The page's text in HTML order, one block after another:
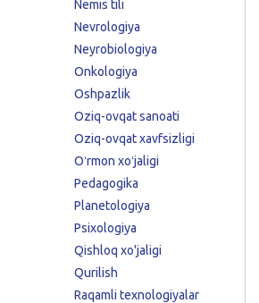
Nemis tili
Nevrologiya
Neyrobiologiya
Onkologiya
Oshpazlik
Oziq-ovqat sanoati
Oziq-ovqat xavfsizligi
Oʻrmon xoʻjaligi
Pedagogika
Planetologiya
Psixologiya
Qishloq xo'jaligi
Qurilish
Raqamli texnologiyalar